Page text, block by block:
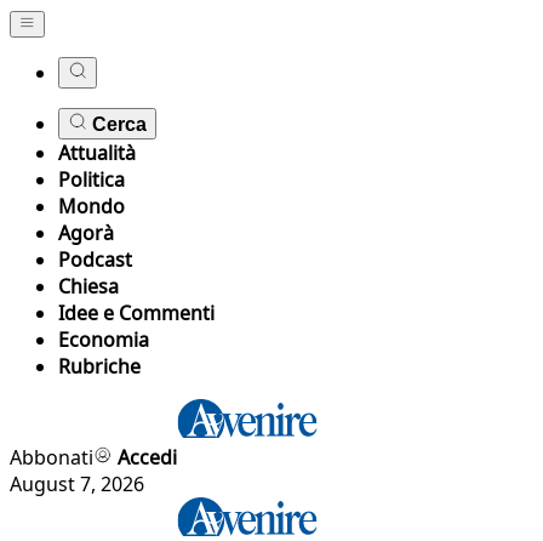
Cerca
Attualità
Politica
Mondo
Agorà
Podcast
Chiesa
Idee e Commenti
Economia
Rubriche
Abbonati
Accedi
August 7, 2026